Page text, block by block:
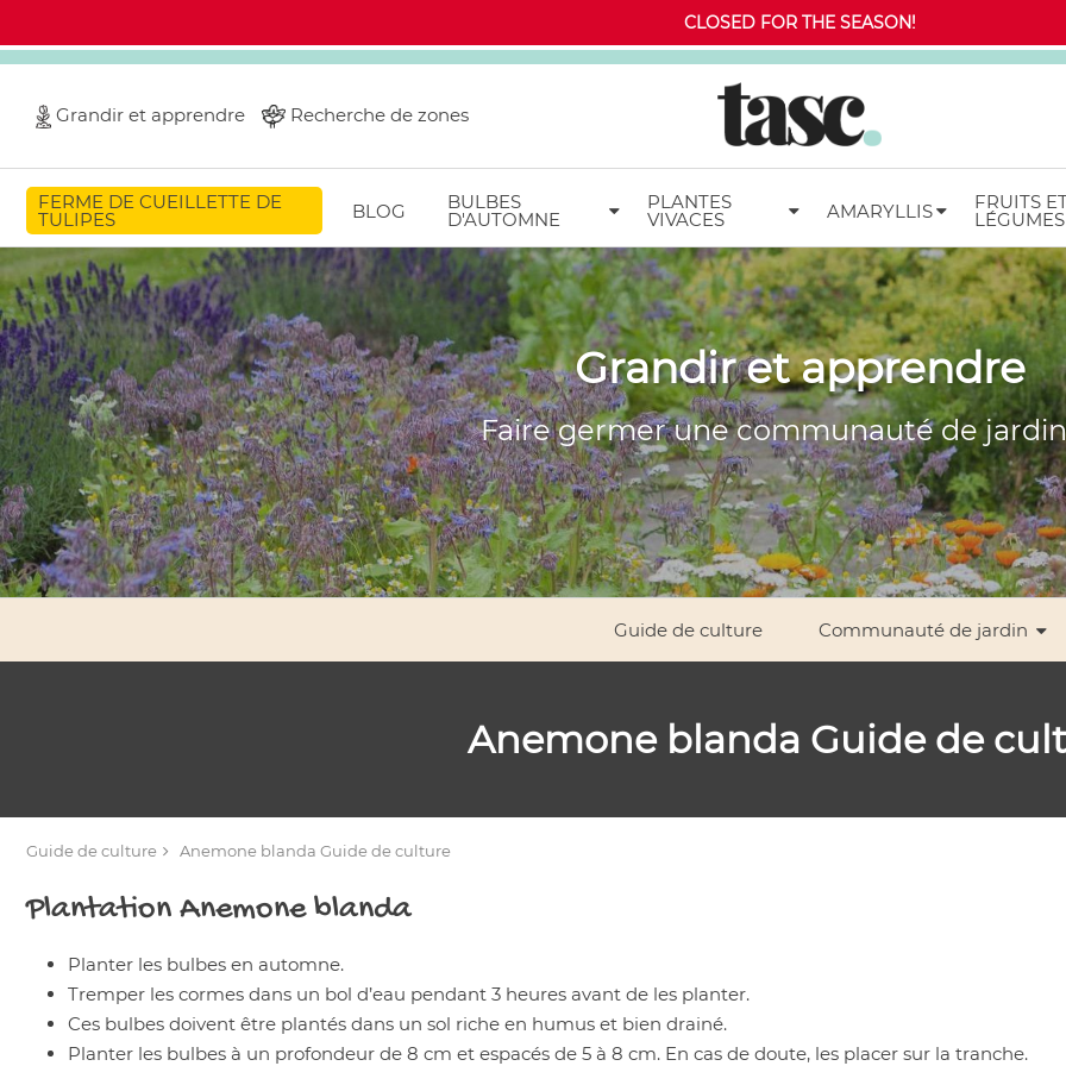
CLOSED FOR THE SEASON!
Grandir et apprendre Recherche de zones
FERME DE CUEILLETTE DE
TULIPES BLOG BULBES
D'AUTOMNE
PLANTES
VIVACES AMARYLLIS FRUITS
LÉGUMES
Grandir et apprendre
Faire germer une communauté de
Guide de culture Communauté de jardin
Anemone blanda Guide de
Guide de culture Anemone blanda Guide de culture
Plantation Anemone blanda
Planter les bulbes en automne.
Tremper les cormes dans un bol d’eau pendant 3 heures avant de les planter.
Ces bulbes doivent être plantés dans un sol riche en humus et bien drainé.
Planter les bulbes à un profondeur de 8 cm et espacés de 5 à 8 cm. En cas de doute, les placer sur la tranche.